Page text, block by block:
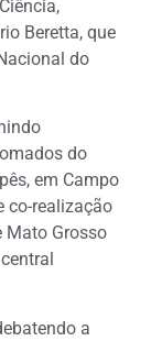
Beretta, que
do
do
em Campo
co-realização
Mato Grosso
a